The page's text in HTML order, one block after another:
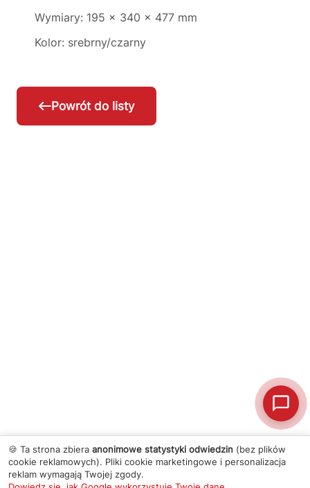
Wymiary: 195 x 340 x 477 mm
Kolor: srebrny/czarny
Powrót do listy
🍪 Ta strona zbiera anonimowe statystyki odwiedzin (bez plików
cookie reklamowych). Pliki cookie marketingowe i personalizacja
reklam wymagają Twojej zgody.